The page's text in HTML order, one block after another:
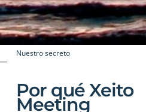
Nuestro secreto
Por qué Xeito
Meeting